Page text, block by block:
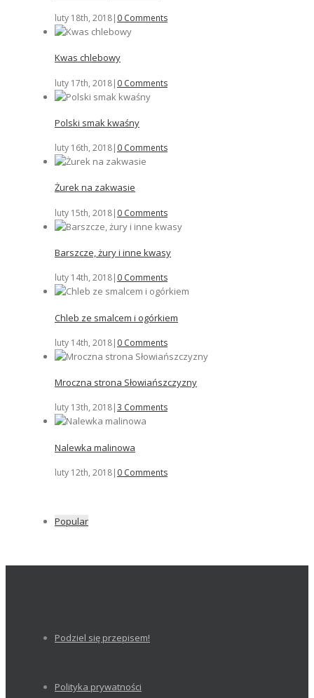
luty 18th, 2018| 0 Comments
Kwas chlebowy
luty 17th, 2018| 0 Comments
Polski smak kwaśny
luty 16th, 2018| 0 Comments
Żurek na zakwasie
luty 15th, 2018| 0 Comments
Barszcze, żury i inne kwasy
luty 14th, 2018| 0 Comments
Chleb ze smalcem i ogórkiem
luty 14th, 2018| 0 Comments
Mroczna strona Słowiańszczyzny
luty 13th, 2018|3 Comments
Nalewka malinowa
luty 12th, 2018| 0 Comments
Popular
Podziel się przepisem!
Polityka prywatności